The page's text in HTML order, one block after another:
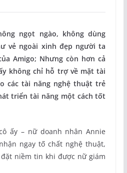
ngọt ngào, không dùng
vẻ ngoài xinh đẹp người ta
Amigo; Nhưng còn hơn cả
không chỉ hỗ trợ về mặt tài
các tài năng nghệ thuật trẻ
triển tài năng một cách tốt
ấy – nữ doanh nhân Annie
ngay tố chất nghệ thuật,
niềm tin khi được nữ giám